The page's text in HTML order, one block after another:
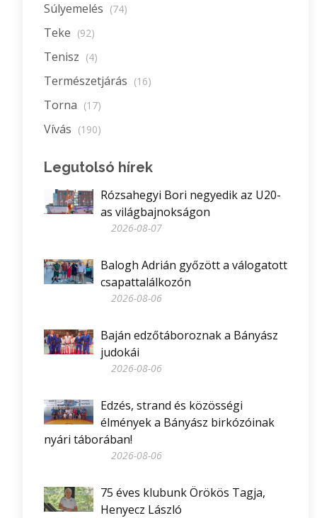
Súlyemelés (74)
Teke (92)
Tenisz (4)
Természetjárás (16)
Torna (17)
Vívás (190)
Legutolsó hírek
Rózsahegyi Bori negyedik az U20-
as világbajnokságon
2026-08-07
Balogh Adrián győzött a válogatott
csapattalálkozón
2026-08-06
Baján edzőtáboroznak a Bányász
judokái
2026-08-06
Edzés, strand és közösségi
élmények a Bányász birkózóinak
nyári táborában!
2026-08-06
75 éves klubunk Örökös Tagja,
Henyecz László